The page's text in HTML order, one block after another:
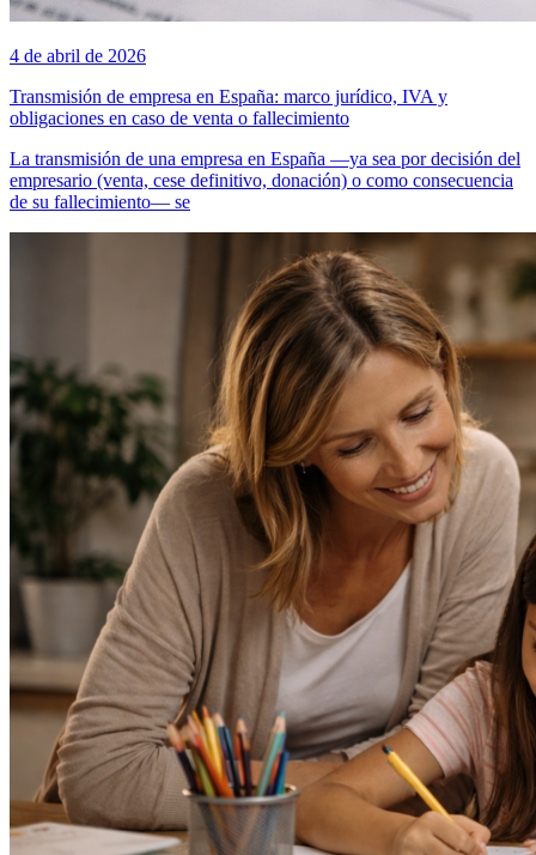
4 de abril de 2026
Transmisión de empresa en España: marco jurídico, IVA y
obligaciones en caso de venta o fallecimiento
La transmisión de una empresa en España —ya sea por decisión del
empresario (venta, cese definitivo, donación) o como consecuencia
de su fallecimiento— se